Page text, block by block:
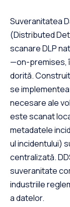
Suveranitatea
(Distributed
scanare DLP
—on-premises,
dorită.
se
necesare ale
este scanat
metadatele
ul incidentului)
centralizată.
suveranitate
industriile
a datelor.